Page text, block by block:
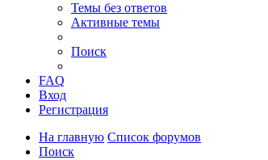
Темы без ответов
Активные темы
Поиск
FAQ
Вход
Регистрация
На главную Список форумов
Поиск